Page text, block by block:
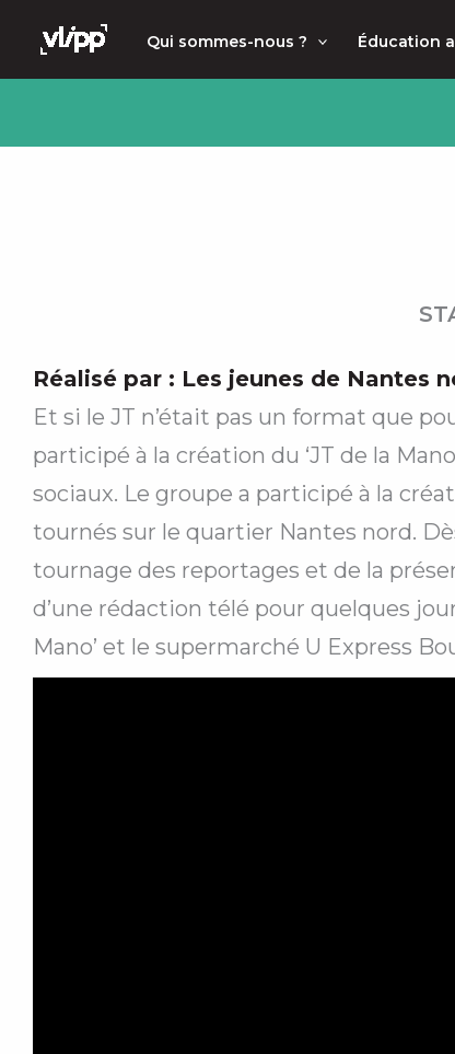
principal
Qui sommes-nous ? Éducation
Réalisé par : Les jeunes de Nantes
Et si le JT n’était pas un format que
participé à la création du ‘JT de la
sociaux. Le groupe a participé à la
tournés sur le quartier Nantes nord.
tournage des reportages et de la
d’une rédaction télé pour quelques
Mano’ et le supermarché U Express